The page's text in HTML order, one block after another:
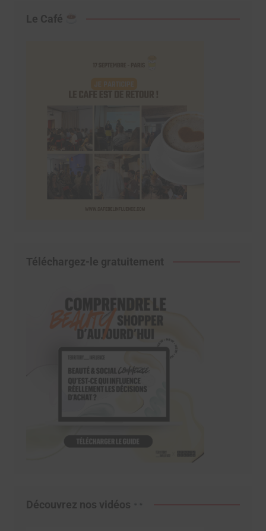
Le Café
Téléchargez-le gratuitement
Découvrez nos vidéos